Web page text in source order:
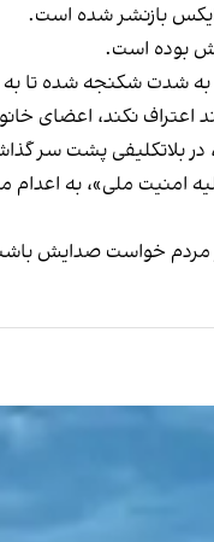
ایکس بازنشر شده است.
بوده است.
به شدت شکنجه شده تا
اعتراف نکند، اعضای
علیه امنیت ملی»، به
از مردم خواست صدایش